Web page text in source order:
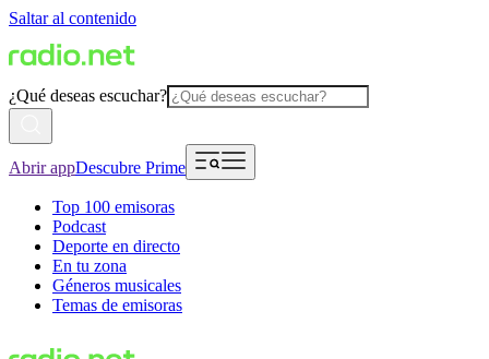
Saltar al contenido
¿Qué deseas escuchar?
Abrir appDescubre Prime
Top 100 emisoras
Podcast
Deporte en directo
En tu zona
Géneros musicales
Temas de emisoras